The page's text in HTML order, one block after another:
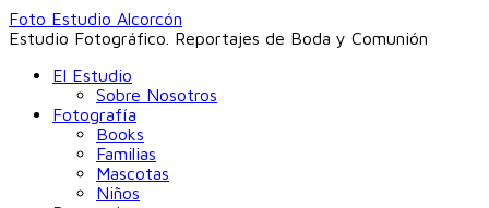
Foto Estudio Alcorcón
Estudio Fotográfico. Reportajes de Boda y Comunión
El Estudio
Sobre Nosotros
Fotografía
Books
Familias
Mascotas
Niños